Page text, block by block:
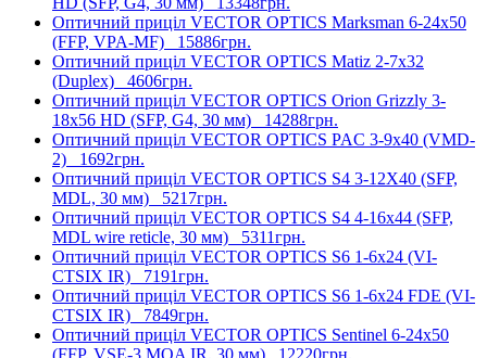
Оптичний приціл VECTOR OPTICS Marksman 6-24x50
(FFP, VPA-MF) 15886грн.
Оптичний приціл VECTOR OPTICS Matiz 2-7x32
(Duplex) 4606грн.
Оптичний приціл VECTOR OPTICS Orion Grizzly 3-
18x56 HD (SFP, G4, 30 мм) 14288грн.
Оптичний приціл VECTOR OPTICS PAC 3-9x40 (VMD-
2) 1692грн.
Оптичний приціл VECTOR OPTICS S4 3-12X40 (SFP,
MDL, 30 мм) 5217грн.
Оптичний приціл VECTOR OPTICS S4 4-16x44 (SFP,
MDL wire reticle, 30 мм) 5311грн.
Оптичний приціл VECTOR OPTICS S6 1-6x24 (VI-
CTSIX IR) 7191грн.
Оптичний приціл VECTOR OPTICS S6 1-6x24 FDE (VI-
CTSIX IR) 7849грн.
Оптичний приціл VECTOR OPTICS Sentinel 6-24x50
(FFP, VSE-3 MOA IR, 30 мм) 12220грн.